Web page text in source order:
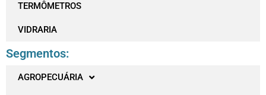
TERMÔMETROS
VIDRARIA
Segmentos:
AGROPECUÁRIA